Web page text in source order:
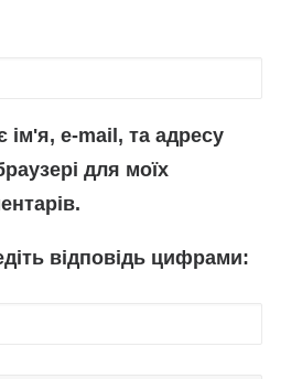
ім'я, e-mail, та адресу
для моїх
відповідь цифрами: